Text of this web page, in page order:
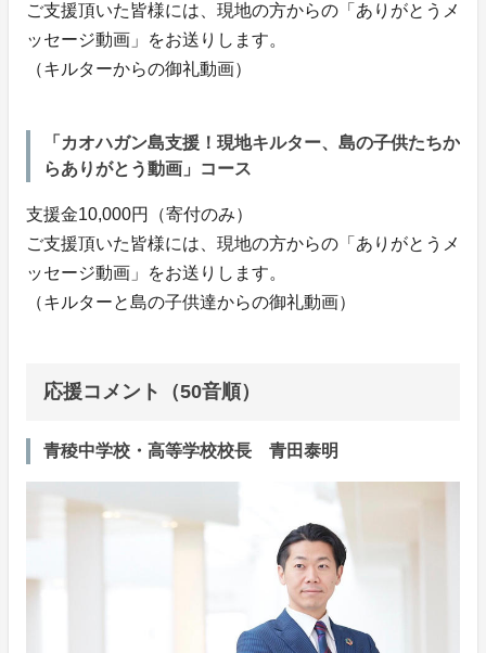
ご⽀援頂いた皆様には、現地の⽅からの「ありがとうメ
ッセージ動画」をお送りします。
（キルターからの御礼動画）
「カオハガン島⽀援！現地キルター、島の⼦供たちか
らありがとう動画」コース
⽀援⾦10,000円（寄付のみ）
ご⽀援頂いた皆様には、現地の⽅からの「ありがとうメ
ッセージ動画」をお送りします。
（キルターと島の⼦供達からの御礼動画）
応援コメント（50音順）
青稜中学校・高等学校校長 青田泰明